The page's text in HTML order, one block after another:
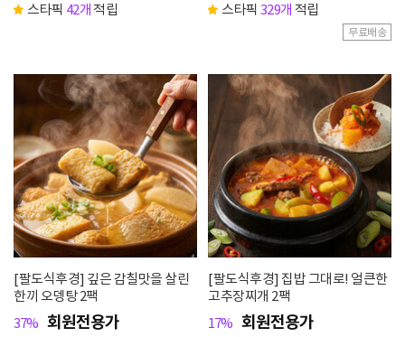
스타픽 42개적립 스타픽 329개 적립
무료배송
[팔도식후경] 깊은 감칠맛을 살린
한끼 오뎅탕 2팩
37% 회원전용가
[팔도식후경] 집밥 그대로! 얼큰한
고추장찌개 2팩
17% 회원전용가